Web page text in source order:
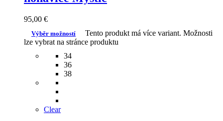
95,00 €
Výběr možností
Tento produkt má více variant. Možnosti
lze vybrat na stránce produktu
34
36
38
Clear